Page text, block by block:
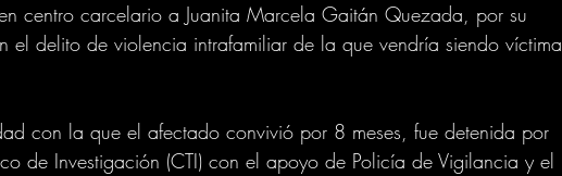
centro carcelario a Juanita Marcela Gaitán Quezada, por su
el delito de violencia intrafamiliar de la que vendría siendo víctima
con la que el afectado convivió por 8 meses, fue detenida por
de Investigación (CTI) con el apoyo de Policía de Vigilancia y el